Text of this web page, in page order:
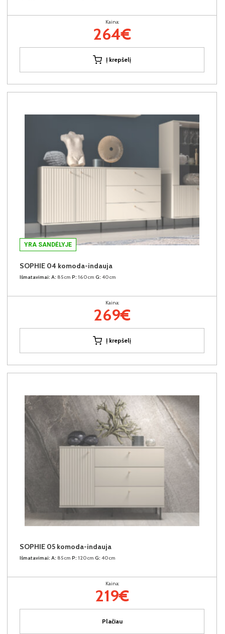
Kaina:
264€
Į krepšelį
YRA SANDĖLYJE
SOPHIE 04 komoda-indauja
Išmatavimai: A: 85cm P: 160cm G: 40cm
Kaina:
269€
Į krepšelį
SOPHIE 05 komoda-indauja
Išmatavimai: A: 85cm P: 120cm G: 40cm
Kaina:
219€
Plačiau